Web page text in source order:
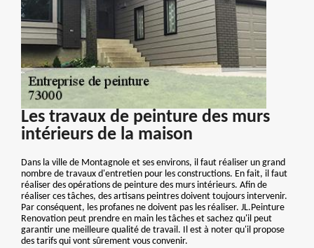
Les travaux de peinture des murs
intérieurs de la maison
Dans la ville de Montagnole et ses environs, il faut réaliser un grand
nombre de travaux d'entretien pour les constructions. En fait, il faut
réaliser des opérations de peinture des murs intérieurs. Afin de
réaliser ces tâches, des artisans peintres doivent toujours intervenir.
Par conséquent, les profanes ne doivent pas les réaliser. JL.Peinture
Renovation peut prendre en main les tâches et sachez qu'il peut
garantir une meilleure qualité de travail. Il est à noter qu'il propose
des tarifs qui vont sûrement vous convenir.